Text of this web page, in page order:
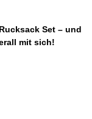
Set – und
mit sich!